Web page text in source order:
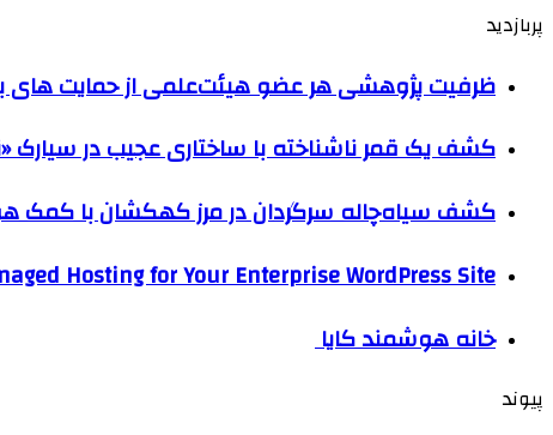
پربازدید
ظرفیت پژوهشی هر عضو هیئت‌علمی از حمایت های
کشف یک قمر ناشناخته با ساختاری عجیب در سیارک
کشف سیاه‌چاله سرگردان در مرز کهکشان با
Hosting for Your Enterprise WordPress Site
خانه هوشمند کایا
پیوند